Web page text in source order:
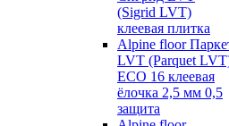
(Sigrid LVT)
клеевая плитка
Alpine floor
LVT (Parquet
ECO 16 клеевая
ёлочка 2,5 мм 0,5
защита